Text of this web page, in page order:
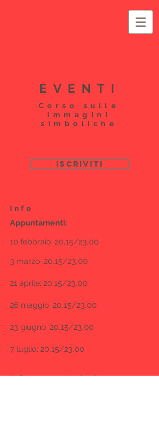
EVENTI
Corso sulle
immagini
simboliche
ISCRIVITI
Info
Appuntamenti:
10 febbraio: 20,15/23,00
3 marzo: 20,15/23,00
21 aprile: 20,15/23,00
26 maggio: 20,15/23,00
23 giugno: 20,15/23,00
7 luglio: 20,15/23,00
Info e prenotazioni: